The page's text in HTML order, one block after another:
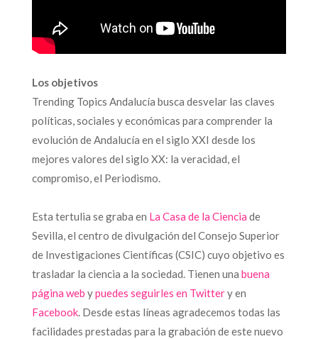
Los objetivos
Trending Topics Andalucía busca desvelar las claves
políticas, sociales y económicas para comprender la
evolución de Andalucía en el siglo XXI desde los
mejores valores del siglo XX: la veracidad, el
compromiso, el Periodismo.
Esta tertulia se graba en La Casa de la Ciencia de
Sevilla, el centro de divulgación del Consejo Superior
de Investigaciones Científicas (CSIC) cuyo objetivo es
trasladar la ciencia a la sociedad. Tienen una buena
página web ypuedes seguirles en Twittery en
Facebook. Desde estas líneas agradecemos todas las
facilidades prestadas para la grabación de este nuevo